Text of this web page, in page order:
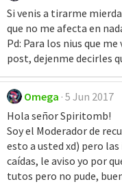
Si venis a tirarme
que no me afecta en
Pd: Para los nius que
post, dejenme decirles
Omega 5 Jun 2017
Hola señor Spiritomb!
Soy el Moderador de
esto a usted xd) pero
caídas, le aviso yo por
tutos pero no pude,